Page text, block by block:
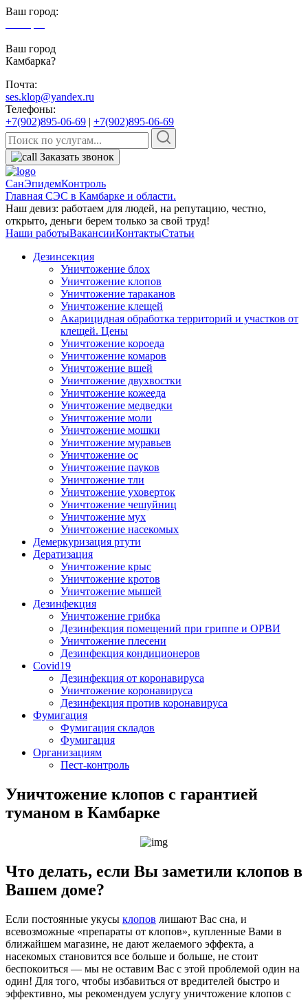
Ваш город:
Ваш город
Камбарка?
Почта:
ses.klop@yandex.ru
Телефоны:
+7(902)895-06-69 | +7(902)895-06-69
Заказать звонок
СанЭпидемКонтроль
Главная СЭС в Камбарке и области.
Наш девиз: работаем для людей, на репутацию, честно,
открыто, деньги берем только за свой труд!
Наши работыВакансииКонтактыСтатьи
Дезинсекция
Уничтожение блох
Уничтожение клопов
Уничтожение тараканов
Уничтожение клещей
Акарицидная обработка территорий и участков от
клещей. Цены
Уничтожение короеда
Уничтожение комаров
Уничтожение вшей
Уничтожение двухвостки
Уничтожение кожееда
Уничтожение медведки
Уничтожение моли
Уничтожение мошки
Уничтожение муравьев
Уничтожение ос
Уничтожение пауков
Уничтожение тли
Уничтожение уховерток
Уничтожение чешуйниц
Уничтожение мух
Уничтожение насекомых
Демеркуризация ртути
Дератизация
Уничтожение крыс
Уничтожение кротов
Уничтожение мышей
Дезинфекция
Уничтожение грибка
Дезинфекция помещений при гриппе и ОРВИ
Уничтожение плесени
Дезинфекция кондиционеров
Covid19
Дезинфекция от коронавируса
Уничтожение коронавируса
Дезинфекция против коронавируса
Фумигация
Фумигация складов
Фумигация
Организациям
Пест-контроль
Уничтожение клопов с гарантией
туманом в Камбарке
Что делать, если Вы заметили клопов в
Вашем доме?
Если постоянные укусы клопов лишают Вас сна, и
всевозможные «препараты от клопов», купленные Вами в
ближайшем магазине, не дают желаемого эффекта, а
насекомых становится все больше и больше, не стоит
беспокоиться — мы не оставим Вас с этой проблемой один на
один! Для того, чтобы избавиться от вредителей быстро и
эффективно, мы рекомендуем услугу уничтожение клопов с